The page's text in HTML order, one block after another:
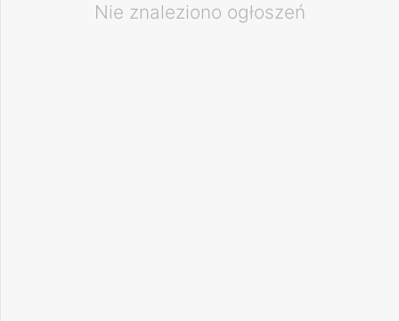
Nie znaleziono ogłoszeń